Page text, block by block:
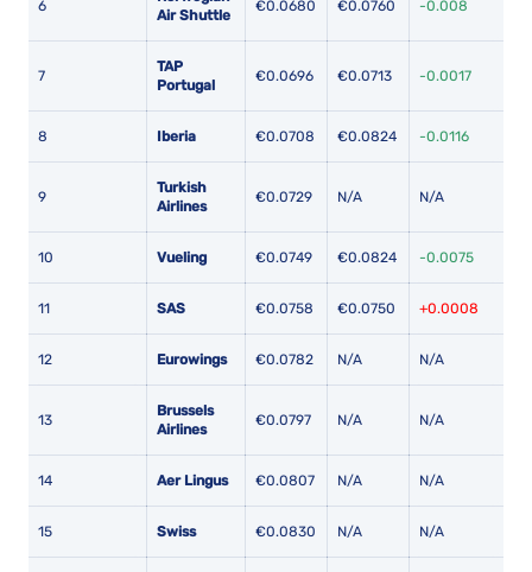
6
Air Shuttle
€0.0680 €0.0760 -0.008
7
TAP
Portugal
€0.0696 €0.0713 -0.0017
8 Iberia €0.0708 €0.0824 -0.0116
9
Turkish
Airlines
€0.0729 N/A N/A
10 Vueling €0.0749 €0.0824 -0.0075
11 SAS €0.0758 €0.0750 +0.0008
12 Eurowings €0.0782 N/A N/A
13
Brussels
Airlines
€0.0797 N/A N/A
14 Aer Lingus €0.0807 N/A N/A
15 Swiss €0.0830 N/A N/A